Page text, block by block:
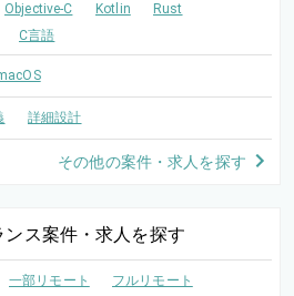
Objective-C Kotlin
Rust
C言語
詳細設計
その他の案件・求人を探す
ンス案件・求人を探す
一部リモート フルリモート